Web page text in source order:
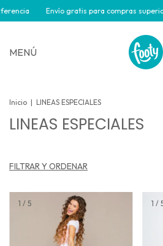
Envío gratis para compras superiores a
MENÚ
Inicio | LINEAS ESPECIALES
LINEAS ESPECIALES
FILTRAR Y ORDENAR
1 / 5 1 /